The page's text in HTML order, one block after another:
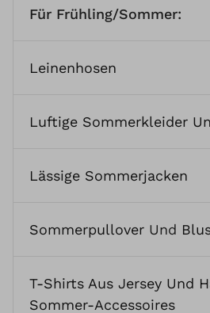
Für Frühling/Sommer:
Leinenhosen
Luftige Sommerkleider
Lässige Sommerjacken
Sommerpullover Und
T-Shirts Aus Jersey Und
Sommer-Accessoires